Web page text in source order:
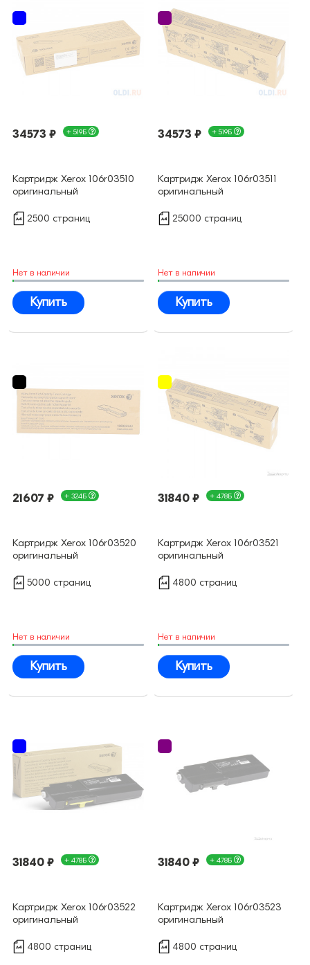
34573 ₽ + 519Б
Картридж Xerox 106r03510
оригинальный
2500 страниц
Нет в наличии
Купить
34573 ₽ + 519Б
Картридж Xerox 106r03511
оригинальный
25000 страниц
Нет в наличии
Купить
21607 ₽ + 324Б
Картридж Xerox 106r03520
оригинальный
5000 страниц
Нет в наличии
Купить
31840 ₽ + 478Б
Картридж Xerox 106r03521
оригинальный
4800 страниц
Нет в наличии
Купить
31840 ₽ + 478Б
Картридж Xerox 106r03522
оригинальный
4800 страниц
31840 ₽ + 478Б
Картридж Xerox 106r03523
оригинальный
4800 страниц